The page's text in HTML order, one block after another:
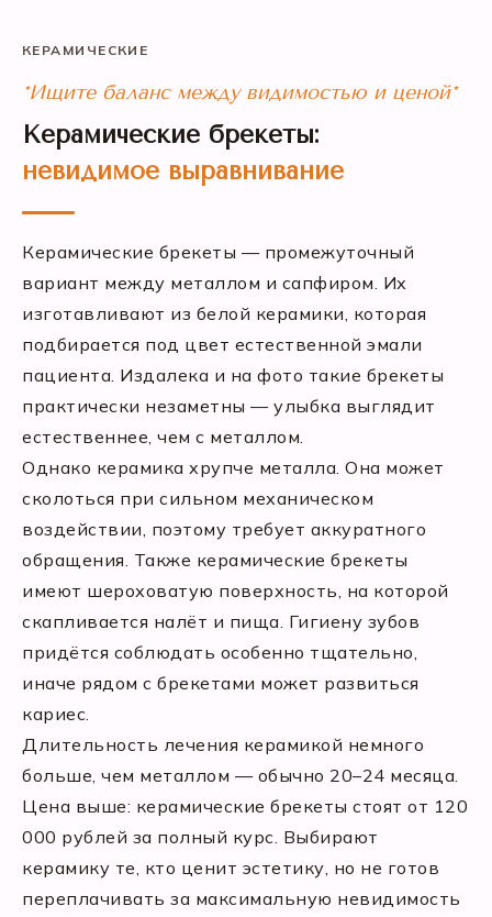
КЕРАМИЧЕСКИЕ
*Ищите баланс между видимостью и ценой*
Керамические брекеты:
невидимое выравнивание
Керамические брекеты — промежуточный
вариант между металлом и сапфиром. Их
изготавливают из белой керамики, которая
подбирается под цвет естественной эмали
пациента. Издалека и на фото такие брекеты
практически незаметны — улыбка выглядит
естественнее, чем с металлом.
Однако керамика хрупче металла. Она может
сколоться при сильном механическом
воздействии, поэтому требует аккуратного
обращения. Также керамические брекеты
имеют шероховатую поверхность, на которой
скапливается налёт и пища. Гигиену зубов
придётся соблюдать особенно тщательно,
иначе рядом с брекетами может развиться
кариес.
Длительность лечения керамикой немного
больше, чем металлом — обычно 20–24 месяца.
Цена выше: керамические брекеты стоят от 120
000 рублей за полный курс. Выбирают
керамику те, кто ценит эстетику, но не готов
переплачивать за максимальную невидимость